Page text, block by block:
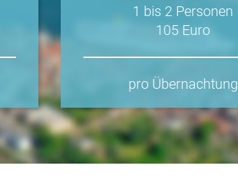
1 bis 2 Personen
105 Euro
pro Übernachtung